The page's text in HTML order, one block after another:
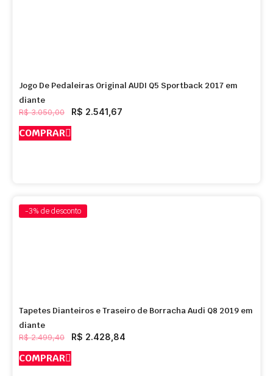
Jogo De Pedaleiras Original AUDI Q5 Sportback 2017 em
diante
R$3.050,00 R$ 2.541,67
COMPRAR
-3% de desconto
Tapetes Dianteiros e Traseiro de Borracha Audi Q8 2019 em
diante
R$2.499,40 R$ 2.428,84
COMPRAR